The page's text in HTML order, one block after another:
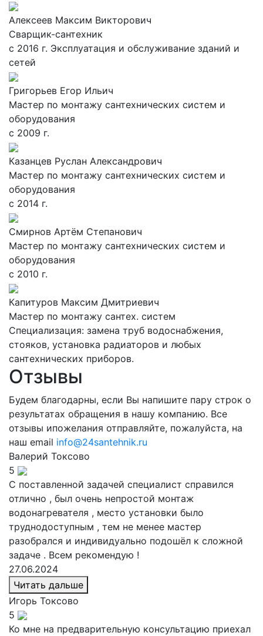
Алексеев Максим Викторович
Сварщик-сантехник
с 2016 г. Эксплуатация и обслуживание зданий и
сетей
Григорьев Егор Ильич
Мастер по монтажу сантехнических систем и
оборудования
с 2009 г.
Казанцев Руслан Александрович
Мастер по монтажу сантехнических систем и
оборудования
с 2014 г.
Смирнов Артём Степанович
Мастер по монтажу сантехнических систем и
оборудования
с 2010 г.
Капитуров Максим Дмитриевич
Мастер по монтажу сантех. систем
Специализация: замена труб водоснабжения,
стояков, установка радиаторов и любых
сантехнических приборов.
Отзывы
Будем благодарны, если Вы напишите пару строк о
результатах обращения в нашу компанию. Все
отзывы ипожелания отправляйте, пожалуйста, на
наш email info@24santehnik.ru
Валерий Токсово
5
С поставленной задачей специалист справился
отлично , был очень непростой монтаж
водонагревателя , место установки было
труднодоступным , тем не менее мастер
разобрался и индивидуально подошёл к сложной
задаче . Всем рекомендую !
27.06.2024
Читать дальше
Игорь Токсово
5
Ко мне на предварительную консультацию приехал